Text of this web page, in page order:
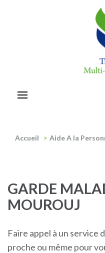
Accueil > Aide A la
GARDE
MOUROUJ
Faire appel à un service
proche ou même pour